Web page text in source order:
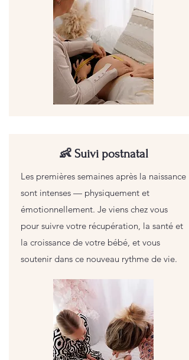
👶 Suivi postnatal
Les premières semaines après la naissance
sont intenses — physiquement et
émotionnellement. Je viens chez vous
pour suivre votre récupération, la santé et
la croissance de votre bébé, et vous
soutenir dans ce nouveau rythme de vie.